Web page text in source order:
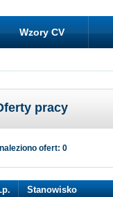
Wzory CV
pracy
ofert: 0
Stanowisko